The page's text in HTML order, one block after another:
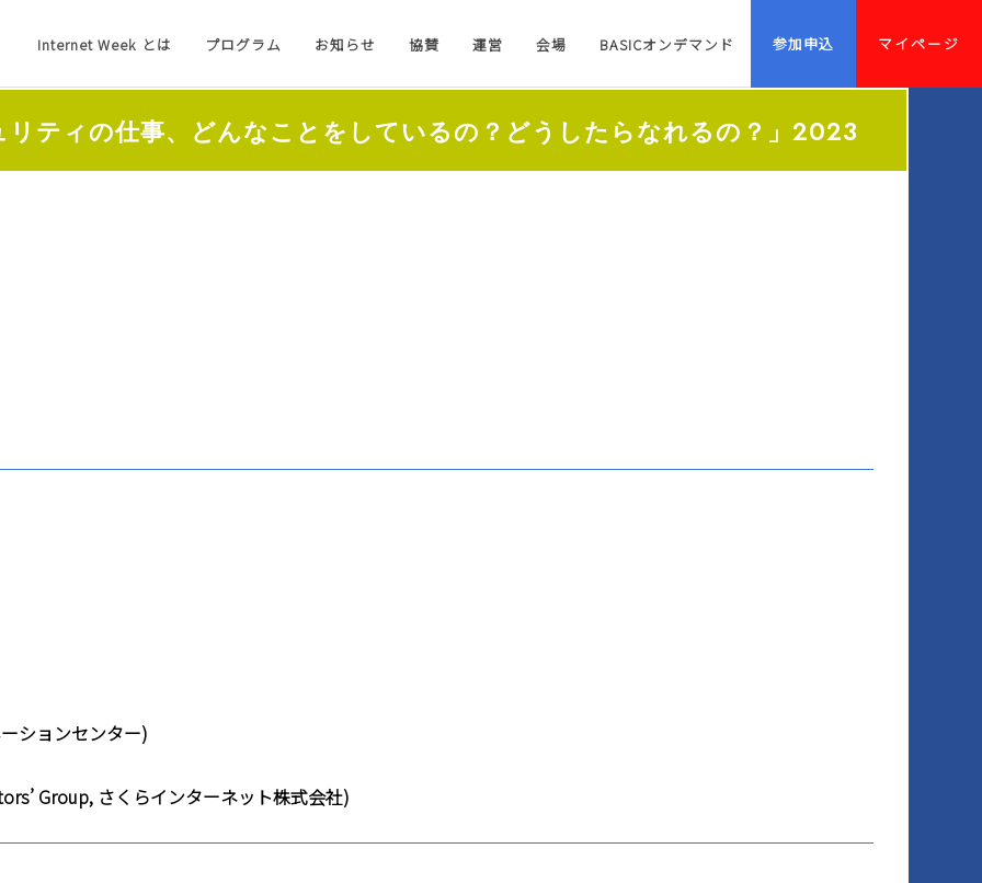
Internet Week とは プログラム お知らせ 協賛 運営 会場 BASICオンデマンド 参加申込 マイページ
ティの仕事、どんなことをしているの？どうしたらなれるの？」2023
ションセンター)
Group, さくらインターネット株式会社)